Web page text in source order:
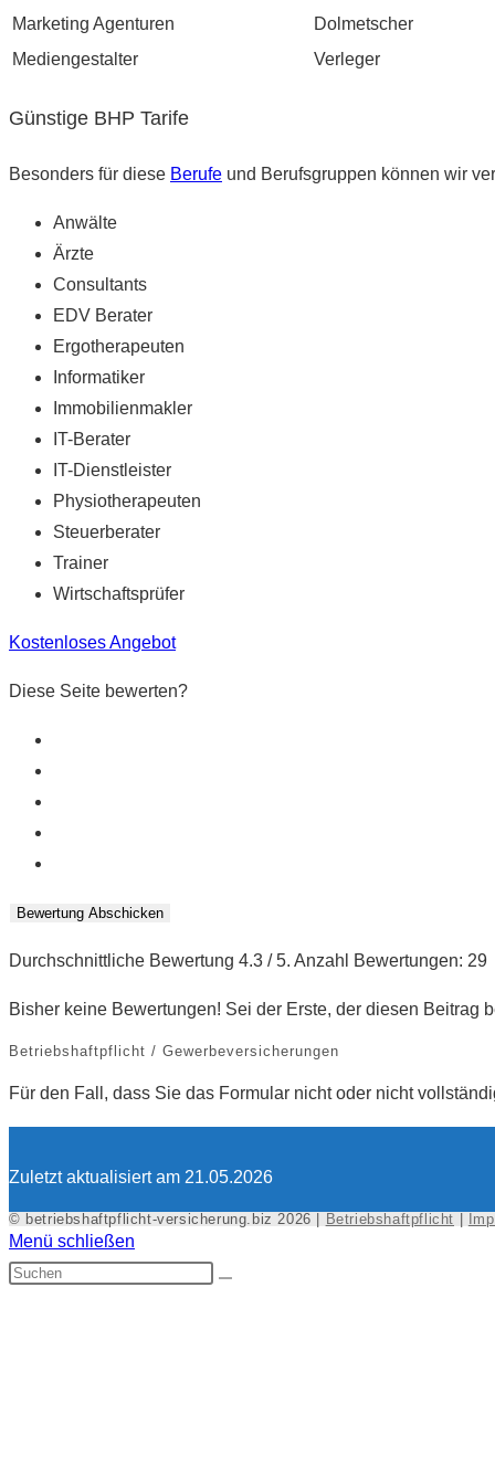
Marketing Agenturen
Dolmetscher
Mediengestalter
Verleger
Günstige BHP Tarife
Besonders für diese Berufe und Berufsgruppen können wir
Anwälte
Ärzte
Consultants
EDV Berater
Ergotherapeuten
Informatiker
Immobilienmakler
IT-Berater
IT-Dienstleister
Physiotherapeuten
Steuerberater
Trainer
Wirtschaftsprüfer
Kostenloses Angebot
Diese Seite bewerten?
Bewertung Abschicken
Durchschnittliche Bewertung 4.3 / 5. Anzahl Bewertungen: 29
Bisher keine Bewertungen! Sei der Erste, der diesen Beitrag
Betriebshaftpflicht / Gewerbeversicherungen
Für den Fall, dass Sie das Formular nicht oder nicht
Zuletzt aktualisiert am 21.05.2026
© betriebshaftpflicht-versicherung.biz 2026 | Betriebshaftpflicht |
Menü schließen